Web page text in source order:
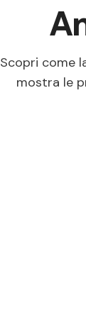
Scopri come
mostra le